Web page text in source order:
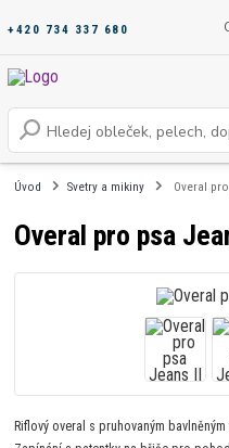
+420 734 337 680
Úvod Svetry a mikiny Overal
Overal pro psa
Riflový overal s pruhovaným